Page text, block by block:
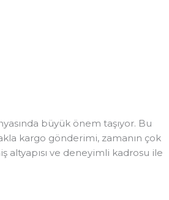
büyük önem taşıyor. Bu
kargo gönderimi, zamanın çok
ve deneyimli kadrosu ile